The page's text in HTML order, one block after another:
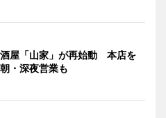
屋「山家」が再始動 本店を
・深夜営業も